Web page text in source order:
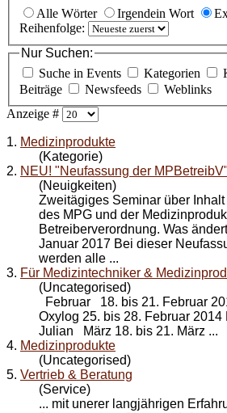
Alle Wörter
Irgendein Wort
Reihenfolge:
Nur Suchen:
Suche in Events
Kategorien
Beiträge
Newsfeeds
Weblinks
Anzeige #
1. Medizinprodukte
(Kategorie)
2. NEU! "Neufassung der
(Neuigkeiten)
Zweitägiges Seminar über
des MPG und der
Betreiberverordnung. Was
Januar 2017 Bei dieser
werden alle ...
3. Für Medizintechniker &
(Uncategorised)
Februar 18. bis 21. Februar
Oxylog 25. bis 28. Februar 2014
Julian März 18. bis 21. März ...
4. Medizinprodukte
(Uncategorised)
5. Vertrieb & Beratung
(Service)
... mit unerer langjährigen